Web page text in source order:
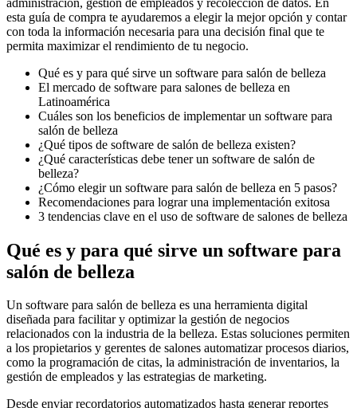
esta guía de compra te ayudaremos a elegir la mejor opción y contar
con toda la información necesaria para una decisión final que te
permita maximizar el rendimiento de tu negocio.
Qué es y para qué sirve un software para salón de belleza
El mercado de software para salones de belleza en
Latinoamérica
Cuáles son los beneficios de implementar un software para
salón de belleza
¿Qué tipos de software de salón de belleza existen?
¿Qué características debe tener un software de salón de
belleza?
¿Cómo elegir un software para salón de belleza en 5 pasos?
Recomendaciones para lograr una implementación exitosa
3 tendencias clave en el uso de software de salones de belleza
Qué es y para qué sirve un software para
salón de belleza
Un software para salón de belleza es una herramienta digital
diseñada para facilitar y optimizar la gestión de negocios
relacionados con la industria de la belleza. Estas soluciones permiten
a los propietarios y gerentes de salones automatizar procesos diarios,
como la programación de citas, la administración de inventarios, la
gestión de empleados y las estrategias de marketing.
Desde enviar recordatorios automatizados hasta generar reportes